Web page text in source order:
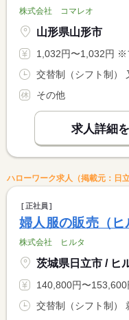
株式会社 コマレオ
山形県山形市
1,032円〜1,032円 ※フルタイム求人の場
その他
求人詳細
ハローワーク求人（掲載元：日
正社員
婦人服の販売（
株式会社 ヒルタ
茨城県日立市 / ヒ
140,800円〜153,600円 ※フルタイム求人の